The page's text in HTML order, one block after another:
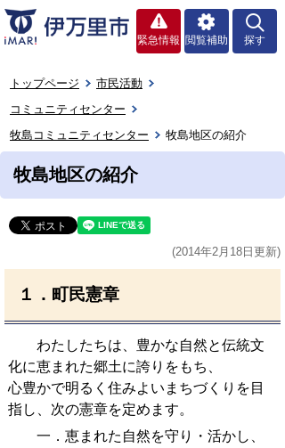
緊急情報 閲覧補助 探す
トップページ
市民活動
コミュニティセンター
牧島コミュニティセンター
牧島地区の紹介
牧島地区の紹介
(2014年2月18日更新)
１．町民憲章
わたしたちは、豊かな自然と伝統文
化に恵まれた郷土に誇りをもち、
心豊かで明るく住みよいまちづくりを目
指し、次の憲章を定めます。
一．恵まれた自然を守り・活かし、